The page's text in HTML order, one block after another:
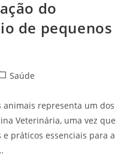
do
de pequenos
Saúde
representa um dos
Veterinária, uma vez que
práticos essenciais para a